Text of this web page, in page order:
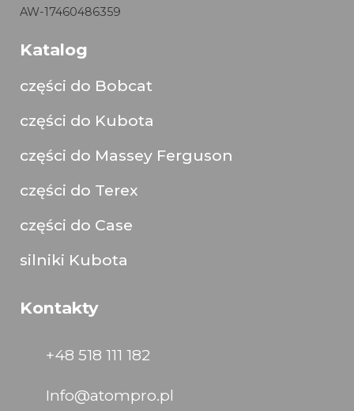
AW-17460486359
Katalog
części do Bobcat
części do Kubota
części do Massey Ferguson
części do Terex
części do Case
silniki Kubota
Kontakty
+48 518 111 182
Info@atompro.pl